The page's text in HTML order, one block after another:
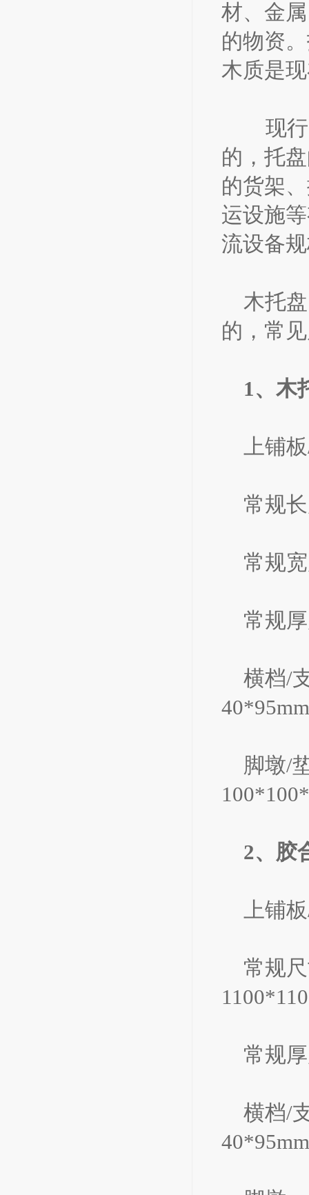
材、金
的物资
木质是
现行
的，托
的货架
运设施
流设备
木托
的，常
1、木
上铺
常规
常规
常规
横档/
脚墩/
2、胶
上铺
常规
常规
横档/